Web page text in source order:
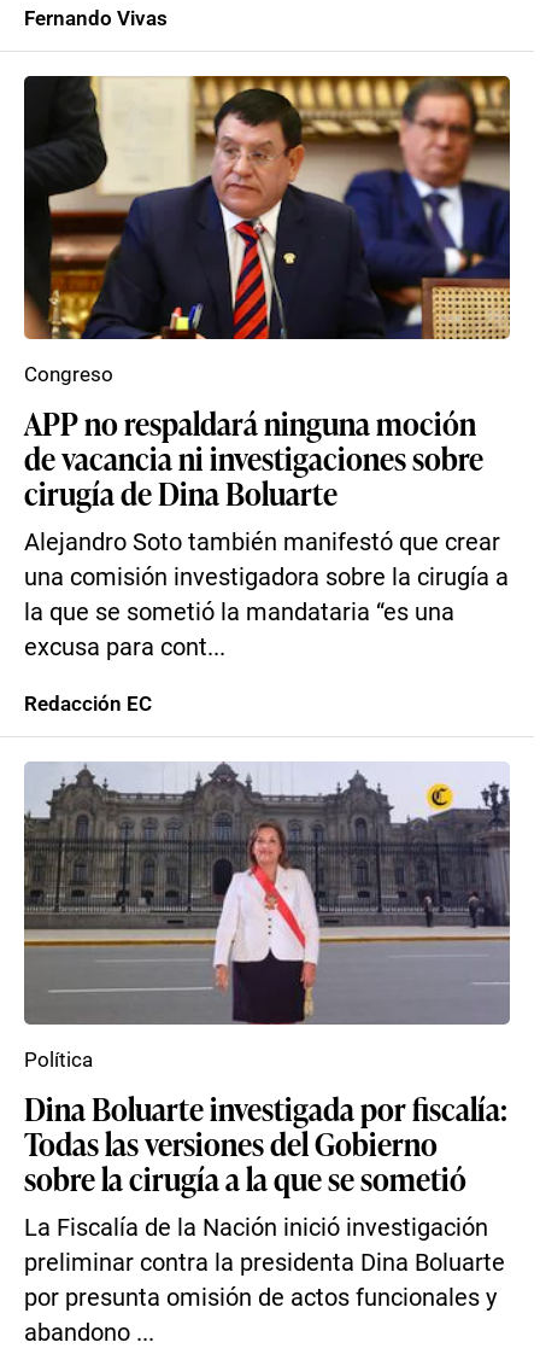
Fernando Vivas
APP no respaldará ninguna moción
de vacancia ni investigaciones sobre
cirugía de Dina Boluarte
Alejandro Soto también manifestó que crear
una comisión investigadora sobre la cirugía a
la que se sometió la mandataria “es una
excusa para cont...
Congreso
Redacción EC
Dina Boluarte investigada por fiscalía:
Todas las versiones del Gobierno
sobre la cirugía a la que se sometió
La Fiscalía de la Nación inició investigación
preliminar contra la presidenta Dina Boluarte
por presunta omisión de actos funcionales y
abandono ...
Política